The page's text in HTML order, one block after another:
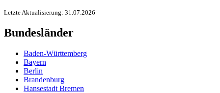
Letzte Aktualisierung: 31.07.2026
Bundesländer
Baden-Württemberg
Bayern
Berlin
Brandenburg
Hansestadt Bremen